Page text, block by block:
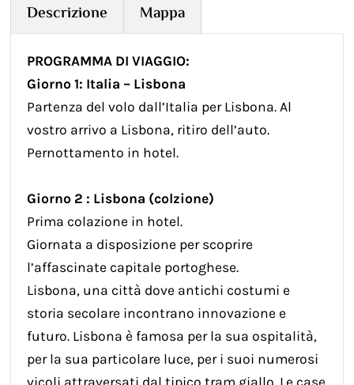
Descrizione Mappa
PROGRAMMA DI VIAGGIO:
Giorno 1: Italia – Lisbona
Partenza del volo dall’Italia per Lisbona. Al
vostro arrivo a Lisbona, ritiro dell’auto.
Pernottamento in hotel.
Giorno 2 : Lisbona (colzione)
Prima colazione in hotel.
Giornata a disposizione per scoprire
l’affascinate capitale portoghese.
Lisbona, una città dove antichi costumi e
storia secolare incontrano innovazione e
futuro. Lisbona è famosa per la sua ospitalità,
per la sua particolare luce, per i suoi numerosi
vicoli attraversati dal tipico tram giallo. Le case